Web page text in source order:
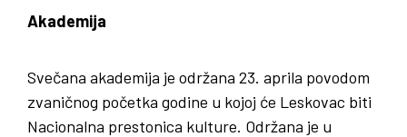
Akademija
Svečana akademija je održana 23. aprila povodom
zvaničnog početka godine u kojoj će Leskovac biti
Nacionalna prestonica kulture. Održana je u